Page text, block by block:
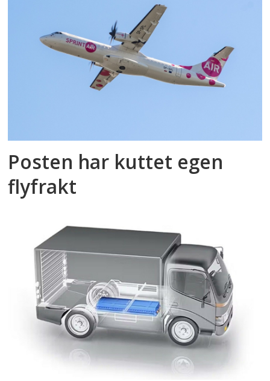
Posten har kuttet egen
flyfrakt